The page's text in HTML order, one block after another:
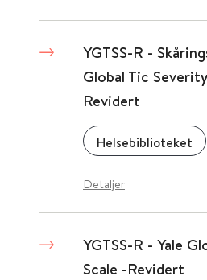
YGTSS-R -
Global Tic
Revidert
Helsebiblioteket
Detaljer
YGTSS-R - Yale
Scale -Revidert